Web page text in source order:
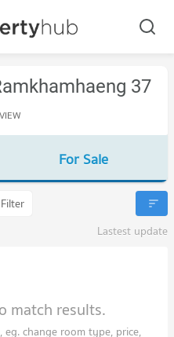
37
For Sale
Filter
Lastest update
match results.
eg. change room type, price,